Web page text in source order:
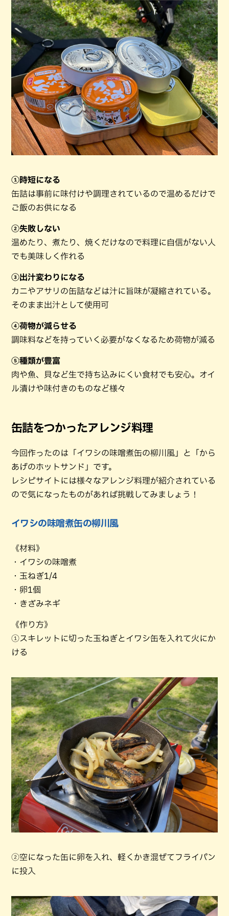
①時短になる
缶詰は事前に味付けや調理されているので温めるだけで
ご飯のお供になる
②失敗しない
温めたり、煮たり、焼くだけなので料理に自信がない人
でも美味しく作れる
③出汁変わりになる
カニやアサリの缶詰などは汁に旨味が凝縮されている。
そのまま出汁として使用可
④荷物が減らせる
調味料などを持っていく必要がなくなるため荷物が減る
⑤種類が豊富
肉や魚、貝など生で持ち込みにくい食材でも安心。オイ
ル漬けや味付きのものなど様々
缶詰をつかったアレンジ料理
今回作ったのは「イワシの味噌煮缶の柳川風」と「から
あげのホットサンド」です。
レシピサイトには様々なアレンジ料理が紹介されている
ので気になったものがあれば挑戦してみましょう！
イワシの味噌煮缶の柳川風
《材料》
・イワシの味噌煮
・玉ねぎ1/4
・卵1個
・きざみネギ
《作り方》
①スキレットに切った玉ねぎとイワシ缶を入れて火にか
ける
②空になった缶に卵を入れ、軽くかき混ぜてフライパン
に投入